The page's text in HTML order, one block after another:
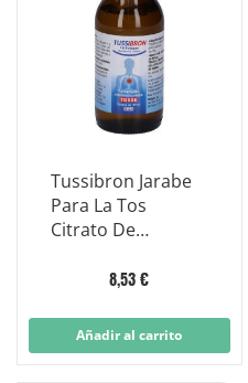
Tussibron Jarabe
Para La Tos
Citrato De
8,53 €
Añadir al carrito